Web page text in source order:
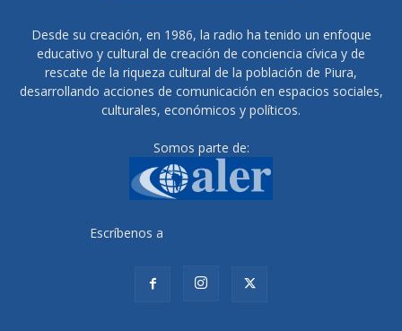
Desde su creación, en 1986, la radio ha tenido un enfoque
educativo y cultural de creación de conciencia cívica y de
rescate de la riqueza cultural de la población de Piura,
desarrollando acciones de comunicación en espacios sociales,
culturales, económicos y políticos.
Somos parte de:
Escríbenos a